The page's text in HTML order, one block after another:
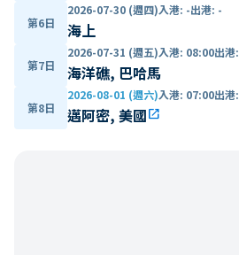
第6日
2026-07-30 (週四)入港: -出港: -
海上
第7日
2026-07-31 (週五)入港: 08:00出港:
海洋礁, 巴哈馬
第8日
2026-08-01 (週六)入港: 07:00出港:
邁阿密, 美國open_in_new